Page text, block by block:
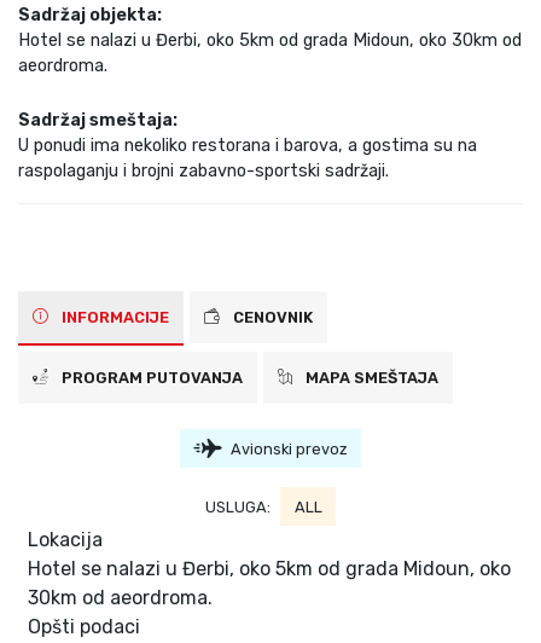
Sadržaj objekta:
Hotel se nalazi u Đerbi, oko 5km od grada Midoun, oko 30km od
aeordroma.
Sadržaj smeštaja:
U ponudi ima nekoliko restorana i barova, a gostima su na
raspolaganju i brojni zabavno-sportski sadržaji.
INFORMACIJE CENOVNIK
PROGRAM PUTOVANJA MAPA SMEŠTAJA
Avionski prevoz
USLUGA: ALL
Lokacija
Hotel se nalazi u Đerbi, oko 5km od grada Midoun, oko
30km od aeordroma.
Opšti podaci